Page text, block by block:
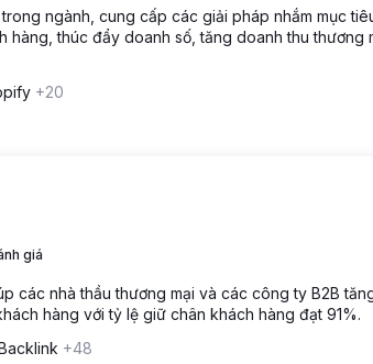
ngành, cung cấp các giải pháp nhắm mục
thúc đẩy doanh số, tăng doanh thu thương
+20
giá
các nhà thầu thương mại và các công ty B2B
hàng với tỷ lệ giữ chân khách hàng đạt 91%.
+48